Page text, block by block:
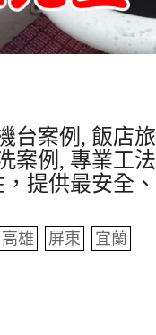
台案例, 飯店
案例, 專業工
提供最安全
高雄 屏東
宜蘭